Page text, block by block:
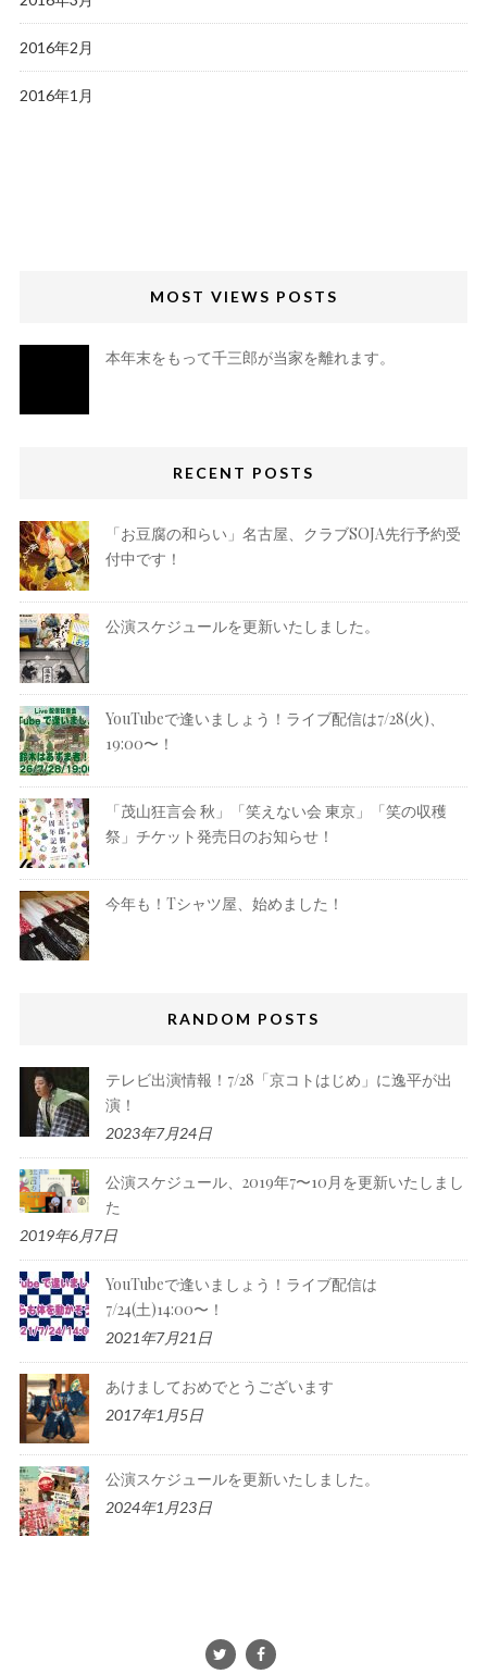
2016年2月
2016年1月
MOST VIEWS POSTS
本年末をもって千三郎が当家を離れます。
RECENT POSTS
「お豆腐の和らい」名古屋、クラブSOJA先行予約受
付中です！
公演スケジュールを更新いたしました。
YouTubeで逢いましょう！ライブ配信は7/28(火)、
19:00〜！
「茂山狂言会 秋」「笑えない会 東京」「笑の収穫
祭」チケット発売日のお知らせ！
今年も！Tシャツ屋、始めました！
RANDOM POSTS
テレビ出演情報！7/28「京コトはじめ」に逸平が出
演！
2023年7月24日
公演スケジュール、2019年7〜10月を更新いたしまし
た
2019年6月7日
YouTubeで逢いましょう！ライブ配信は
7/24(土)14:00〜！
2021年7月21日
あけましておめでとうございます
2017年1月5日
公演スケジュールを更新いたしました。
2024年1月23日